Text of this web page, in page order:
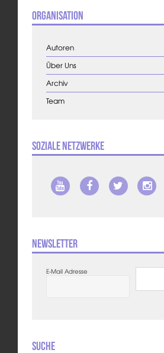
Organisation
Autoren
Über Uns
Archiv
Team
Soziale Netzwerke
Newsletter
E-Mail Adresse
Suche